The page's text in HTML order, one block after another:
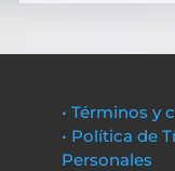
• Términos y
• Política de
Personales